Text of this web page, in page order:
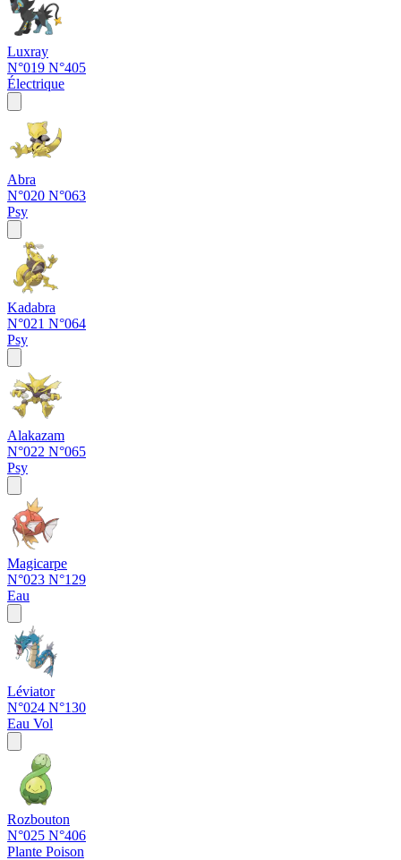
Luxray
N°019 N°405
Électrique
Abra
N°020 N°063
Psy
Kadabra
N°021 N°064
Psy
Alakazam
N°022 N°065
Psy
Magicarpe
N°023 N°129
Eau
Léviator
N°024 N°130
Eau Vol
Rozbouton
N°025 N°406
Plante Poison